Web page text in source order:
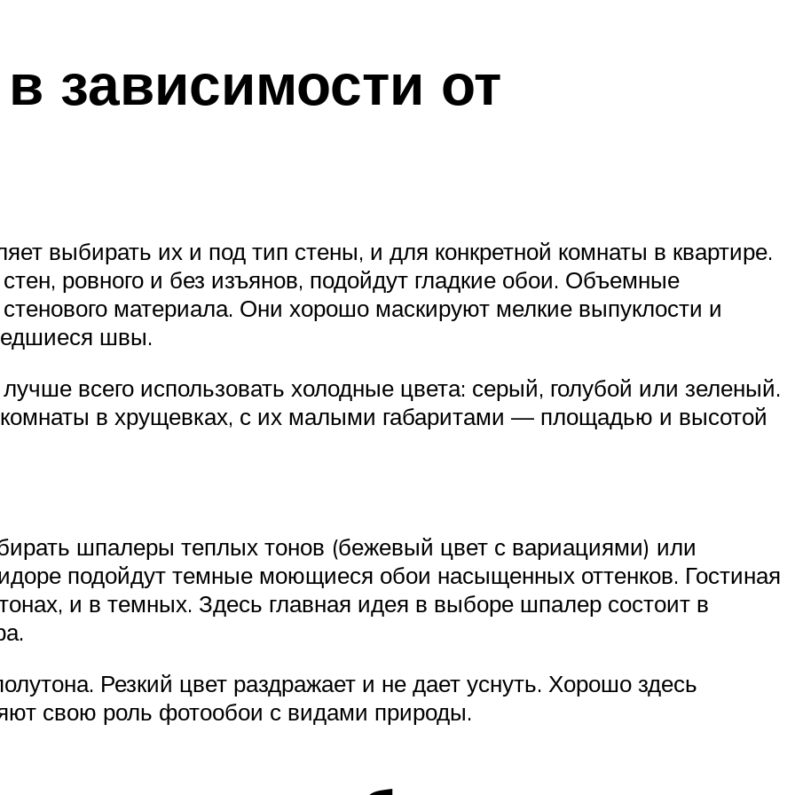
зависимости от
выбирать их и под тип стены, и для конкретной комнаты в квартире.
ровного и без изъянов, подойдут гладкие обои. Объемные
материала. Они хорошо маскируют мелкие выпуклости и
швы.
всего использовать холодные цвета: серый, голубой или зеленый.
в хрущевках, с их малыми габаритами — площадью и высотой
шпалеры теплых тонов (бежевый цвет с вариациями) или
подойдут темные моющиеся обои насыщенных оттенков. Гостиная
и в темных. Здесь главная идея в выборе шпалер состоит в
Резкий цвет раздражает и не дает уснуть. Хорошо здесь
свою роль фотообои с видами природы.